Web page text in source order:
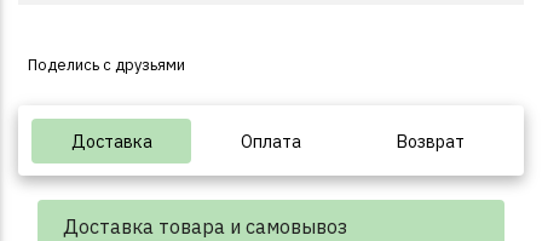
Поделись с друзьями
Доставка Оплата Возврат
Доставка товара и самовывоз